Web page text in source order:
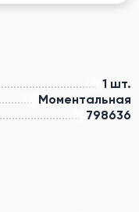
1 шт.
Моментальная
798636